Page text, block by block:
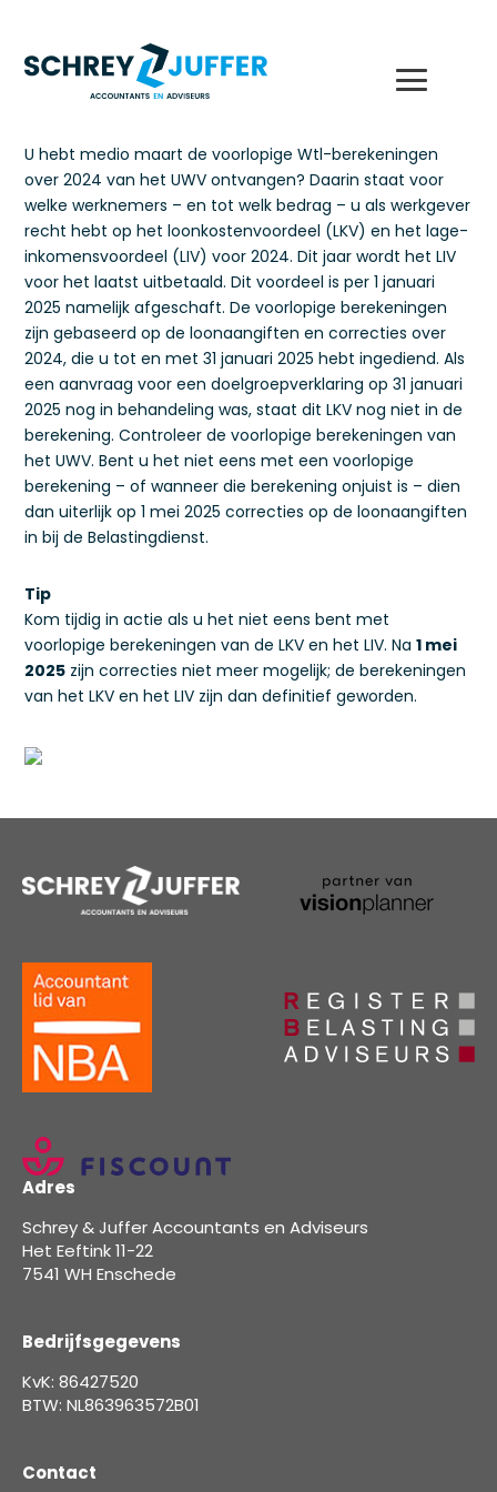
U hebt medio maart de voorlopige Wtl-berekeningen
over 2024 van het UWV ontvangen? Daarin staat voor
welke werknemers – en tot welk bedrag – u als werkgever
recht hebt op het loonkostenvoordeel (LKV) en het lage-
inkomensvoordeel (LIV) voor 2024. Dit jaar wordt het LIV
voor het laatst uitbetaald. Dit voordeel is per 1 januari
2025 namelijk afgeschaft. De voorlopige berekeningen
zijn gebaseerd op de loonaangiften en correcties over
2024, die u tot en met 31 januari 2025 hebt ingediend. Als
een aanvraag voor een doelgroepverklaring op 31 januari
2025 nog in behandeling was, staat dit LKV nog niet in de
berekening. Controleer de voorlopige berekeningen van
het UWV. Bent u het niet eens met een voorlopige
berekening – of wanneer die berekening onjuist is – dien
dan uiterlijk op 1 mei 2025 correcties op de loonaangiften
in bij de Belastingdienst.
Tip
Kom tijdig in actie als u het niet eens bent met
voorlopige berekeningen van de LKV en het LIV. Na1 mei
2025 zijn correcties niet meer mogelijk; de berekeningen
van het LKV en het LIV zijn dan definitief geworden.
Adres
Schrey & Juffer Accountants en Adviseurs
Het Eeftink 11-22
7541 WH Enschede
Bedrijfsgegevens
KvK: 86427520
BTW: NL863963572B01
Contact